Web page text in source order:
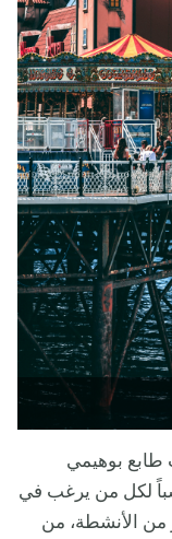
طابع بوهيمي
لكل من يرغب في
من الأنشطة، من